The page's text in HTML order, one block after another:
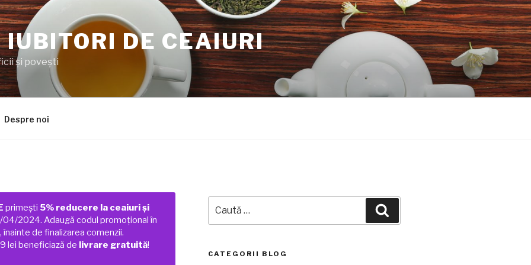
IUBITORI DE CEAIURI
şi poveşti
Despre noi
primești 5% reducere la ceaiuri și
04/2024. Adaugă codul promoțional în
de finalizarea comenzii.
lei beneficiază de livrare gratuită!
după:
CATEGORII BLOG